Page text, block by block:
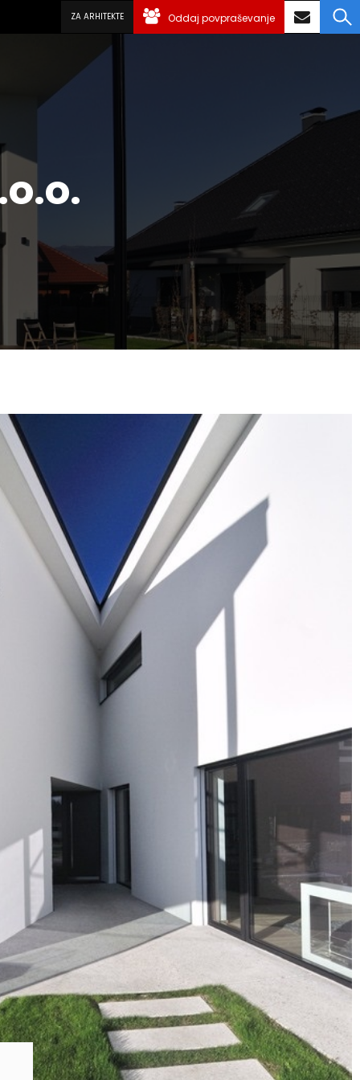
ZA ARHITEKTE Oddaj povpraševanje